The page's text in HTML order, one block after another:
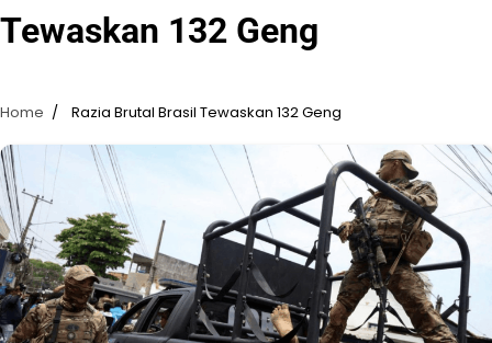
Tewaskan 132 Geng
Home Razia Brutal Brasil Tewaskan 132 Geng